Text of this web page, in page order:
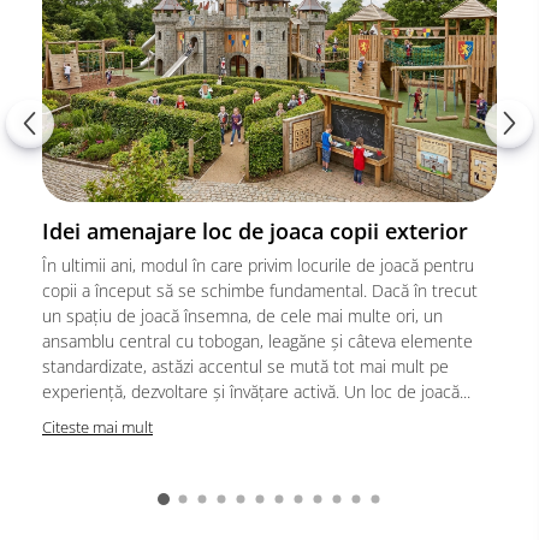
Idei amenajare loc de joaca copii exterior
În ultimii ani, modul în care privim locurile de joacă pentru
copii a început să se schimbe fundamental. Dacă în trecut
un spațiu de joacă însemna, de cele mai multe ori, un
ansamblu central cu tobogan, leagăne și câteva elemente
standardizate, astăzi accentul se mută tot mai mult pe
experiență, dezvoltare și învățare activă. Un loc de joacă...
Citeste mai mult